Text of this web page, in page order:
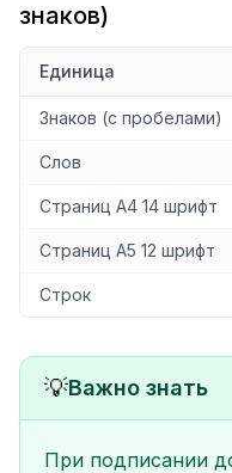
знаков)
Единица
Знаков (с пробелами)
Слов
Страниц А4 14 шрифт
Страниц А5 12 шрифт
Строк
💡Важно знать
При подписании